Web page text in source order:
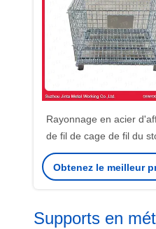
Rayonnage en acier
de fil de cage de fil du
Q195
Obtenez le meilleur
Supports en